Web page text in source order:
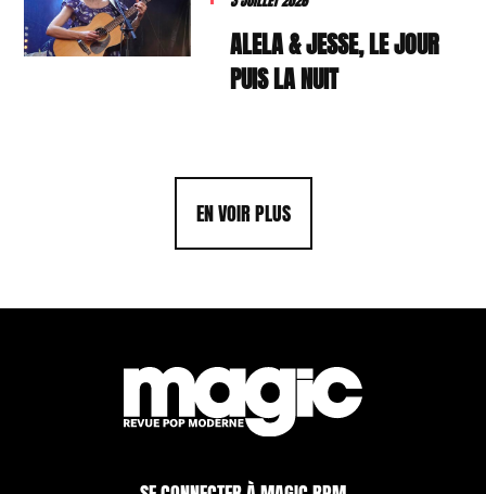
ALELA & JESSE, LE JOUR
PUIS LA NUIT
EN VOIR PLUS